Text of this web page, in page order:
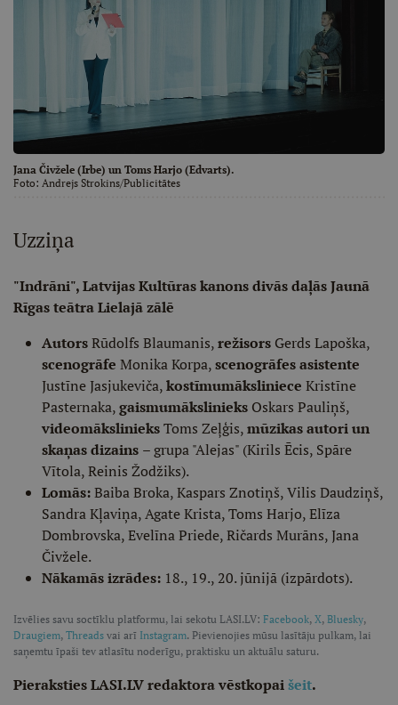
Jana Čivžele (Irbe) un Toms Harjo (Edvarts).
Foto: Andrejs Strokins/Publicitātes
Uzziņa
"Indrāni", Latvijas Kultūras kanons divās daļās Jaunā
Rīgas teātra Lielajā zālē
AutorsRūdolfs Blaumanis,režisors Gerds Lapoška,
scenogrāfe Monika Korpa,scenogrāfes asistente
Justīne Jasjukeviča,kostīmumāksliniece Kristīne
Pasternaka,gaismumākslinieks Oskars Pauliņš,
videomākslinieksToms Zeļģis,mūzikas autori un
skaņas dizains – grupa "Alejas" (Kirils Ēcis, Spāre
Vītola, Reinis Žodžiks).
Lomās:Baiba Broka, Kaspars Znotiņš, Vilis Daudziņš,
Sandra Kļaviņa, Agate Krista, Toms Harjo, Elīza
Dombrovska, Evelīna Priede, Ričards Murāns, Jana
Čivžele.
Nākamās izrādes: 18., 19., 20. jūnijā (izpārdots).
Izvēlies savu soctīklu platformu, lai sekotu LASI.LV: Facebook, X, Bluesky,
Draugiem, Threads vai arī Instagram. Pievienojies mūsu lasītāju pulkam, lai
saņemtu īpaši tev atlasītu noderīgu, praktisku un aktuālu saturu.
Pieraksties LASI.LV redaktora vēstkopaišeit.